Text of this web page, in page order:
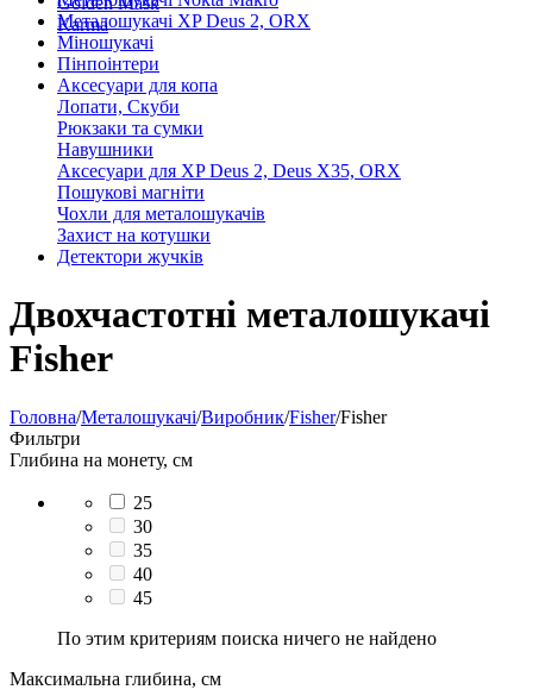
Karma
Металошукачі XP Deus 2, ORX
Міношукачі
Пінпоінтери
Аксесуари для копа
Лопати, Скуби
Рюкзаки та сумки
Навушники
Аксесуари для XP Deus 2, Deus X35, ORX
Пошукові магніти
Чохли для металошукачів
Захист на котушки
Детектори жучків
Двохчастотні металошукачі
Fisher
Головна/Металошукачі/Виробник/Fisher/Fisher
Фильтри
Глибина на монету, см
25
30
35
40
45
По этим критериям поиска ничего не найдено
Максимальна глибина, см